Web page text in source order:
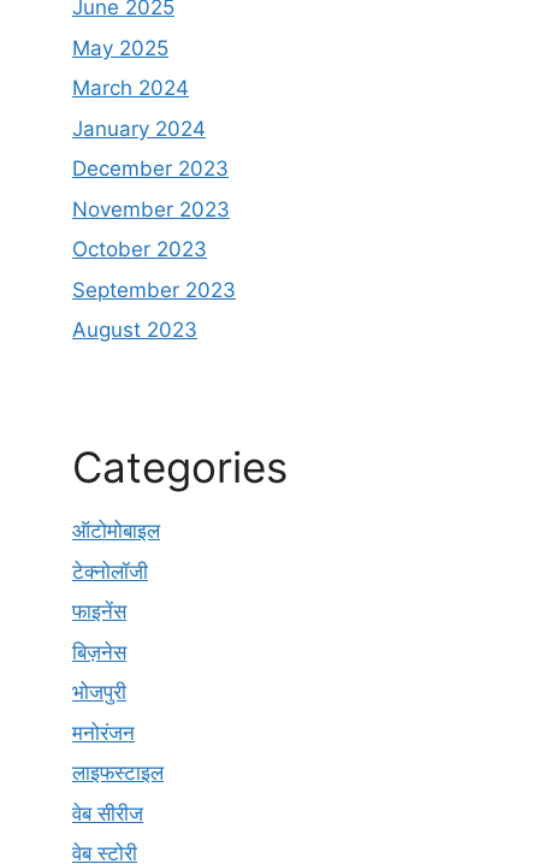
June 2025
May 2025
March 2024
January 2024
December 2023
November 2023
October 2023
September 2023
August 2023
Categories
ऑटोमोबाइल
टेक्नोलॉजी
फाइनेंस
बिज़नेस
भोजपुरी
मनोरंजन
लाइफस्टाइल
वेब सीरीज
वेब स्टोरी